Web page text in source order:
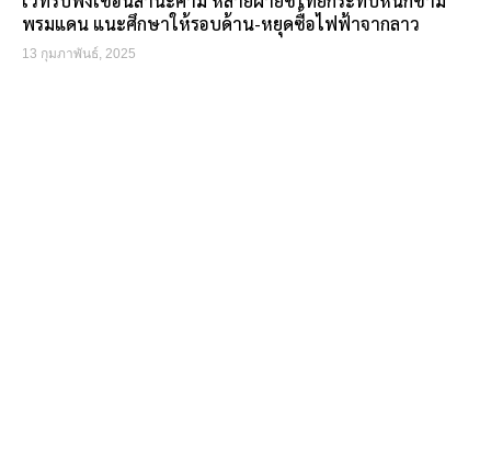
พรมแดน แนะศึกษาให้รอบด้าน-หยุดซื้อไฟฟ้าจากลาว
13 กุมภาพันธ์, 2025